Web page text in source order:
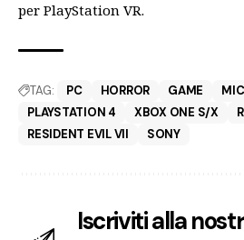
per PlayStation VR.
TAG: PC HORROR GAME
PLAYSTATION 4
XBOX ONE S/X
RESIDENT EVIL VII
SONY
Iscriviti alla